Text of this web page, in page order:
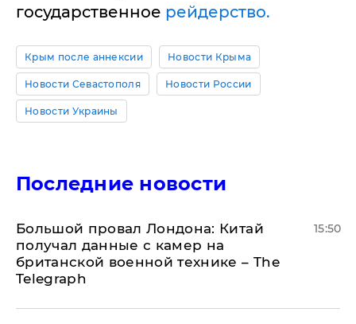
государственное рейдерство.
Крым после аннексии Новости Крыма
Новости Севастополя Новости России
Новости Украины
Последние новости
Большой провал Лондона: Китай
получал данные с камер на
британской военной технике – The
Telegraph
15:50